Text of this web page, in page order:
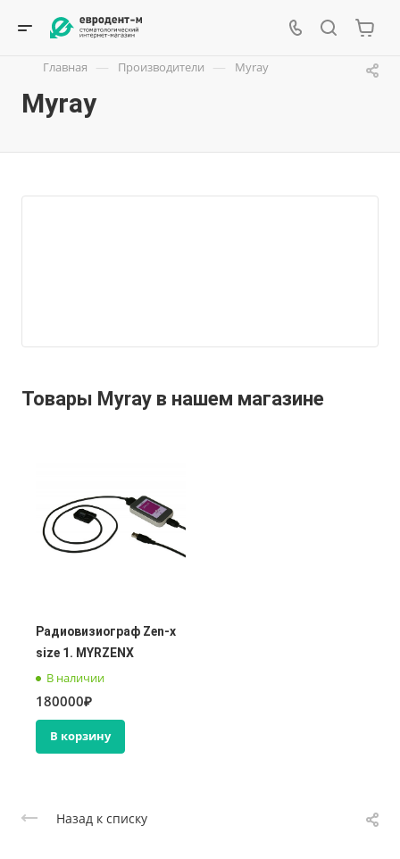
Главная — Производители — Myray
Myray
Товары Myray в нашем магазине
Радиовизиограф Zen-x
size 1. MYRZENX
В наличии
180000₽
В корзину
Назад к списку